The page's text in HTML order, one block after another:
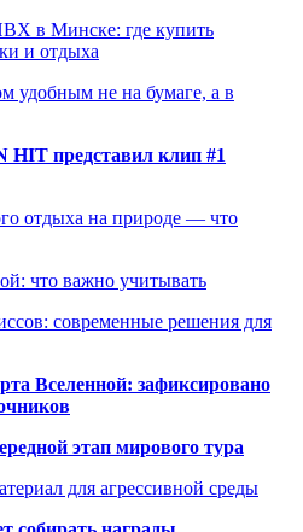
в Минске: где купить
и отдыха
удобным не на бумаге, а в
HIT представил клип #1
отдыха на природе — что
что важно учитывать
современные решения для
Вселенной: зафиксировано
этап мирового тура
для агрессивной среды